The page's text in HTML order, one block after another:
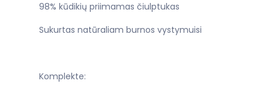
98% kūdikių priimamas čiulptukas
Sukurtas natūraliam burnos vystymuisi
Komplekte: